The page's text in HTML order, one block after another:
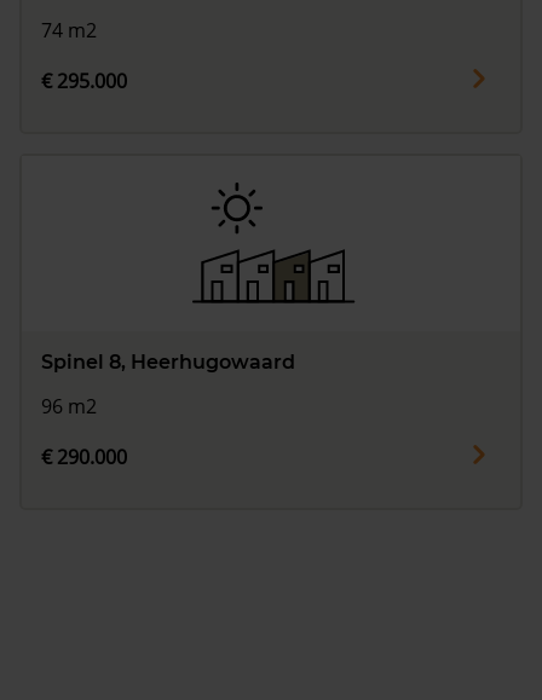
74 m2
€ 295.000
Spinel 8, Heerhugowaard
96 m2
€ 290.000